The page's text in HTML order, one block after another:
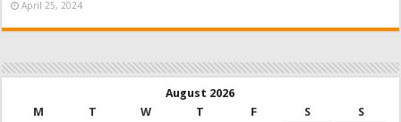
April 25, 2024
August 2026
M
T W T F S
S